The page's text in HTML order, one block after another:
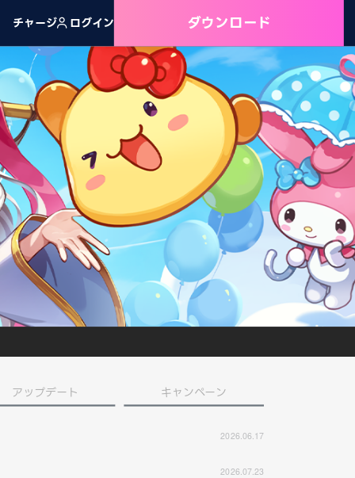
チャージ ログイン ダウンロード
アップデート キャンペーン
2026.06.17
2026.07.23